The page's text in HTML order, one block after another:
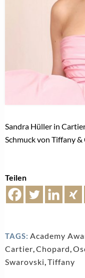
Sandra Hüller in
Schmuck von Tiffany
Teilen
TAGS: Academy
Cartier,Chopard,
Swarovski,Tiffany